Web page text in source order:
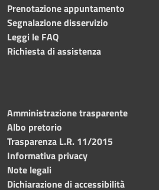
Prenotazione appuntamento
Segnalazione disservizio
Leggi le FAQ
Richiesta di assistenza
Amministrazione trasparente
Albo pretorio
Trasparenza L.R. 11/2015
Informativa privacy
Note legali
Dichiarazione di accessibilità